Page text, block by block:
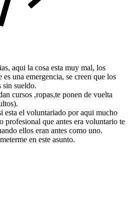
aqui la cosa esta muy mal, los
una emergencia, se creen que los
sin sueldo.
cursos ,ropas,te ponen de vuelta
esta el voluntariado por aqui mucho
profesional que antes era voluntario te
ellos eran antes como uno.
en este asunto.